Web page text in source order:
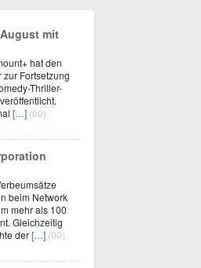
mit
hat den
zur Fortsetzung
Thriller-
[…] (00)
beim Network
mehr als 100
Gleichzeitig
der[…] (00)